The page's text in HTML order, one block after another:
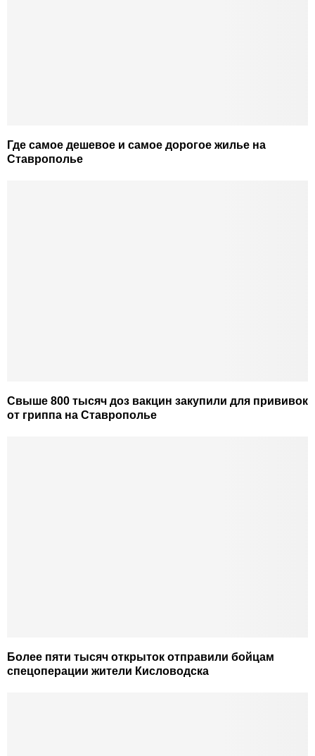
Где самое дешевое и самое дорогое жилье на
Ставрополье
Свыше 800 тысяч доз вакцин закупили для прививок
от гриппа на Ставрополье
Более пяти тысяч открыток отправили бойцам
спецоперации жители Кисловодска